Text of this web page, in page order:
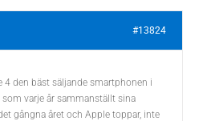
#13824
4 den bäst säljande smartphonen i
som varje år sammanställt sina
gångna året och Apple toppar, inte